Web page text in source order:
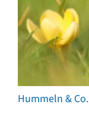
Hummeln & Co.